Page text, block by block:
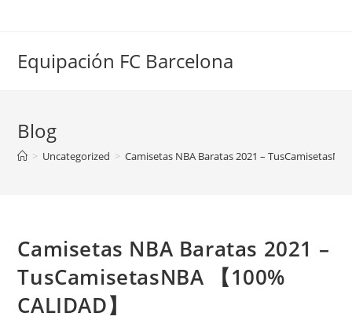
Equipación FC Barcelona
Blog
> Uncategorized > Camisetas NBA Baratas 2021 –
Camisetas NBA Baratas 2021 –
TusCamisetasNBA 【100%
CALIDAD】